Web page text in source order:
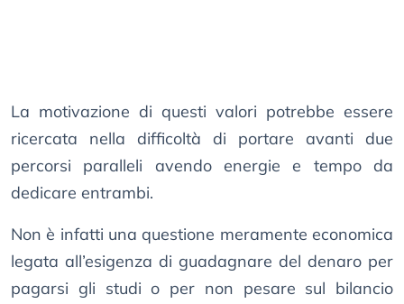
La motivazione di questi valori potrebbe essere
ricercata nella difficoltà di portare avanti due
percorsi paralleli avendo energie e tempo da
dedicare entrambi.
Non è infatti una questione meramente economica
legata all’esigenza di guadagnare del denaro per
pagarsi gli studi o per non pesare sul bilancio